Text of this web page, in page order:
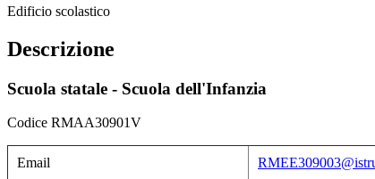
Edificio scolastico
Descrizione
Scuola statale - Scuola dell'Infanzia
Codice RMAA30901V
Email